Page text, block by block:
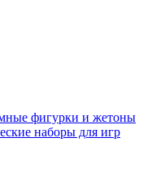
фигурки и жетоны
наборы для игр